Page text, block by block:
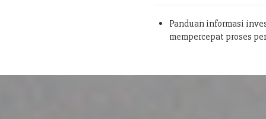
Panduan informasi
mempercepat proses